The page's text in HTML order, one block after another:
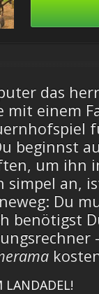
das
mit einem
beginnst
um ihn
simpel an,
Du
benötigst
LANDADEL!